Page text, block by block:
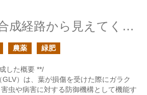
香り化合物の合成経路から見えてくること
農薬 緑肥
した概要 **/
）は、葉が損傷を受けた際にガラク
虫や病害に対する防御機構として機能す